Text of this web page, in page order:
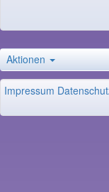
Aktionen
Impressum